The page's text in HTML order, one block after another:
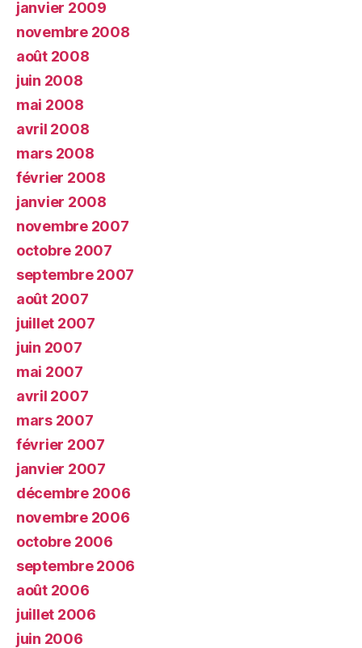
janvier 2009
novembre 2008
août 2008
juin 2008
mai 2008
avril 2008
mars 2008
février 2008
janvier 2008
novembre 2007
octobre 2007
septembre 2007
août 2007
juillet 2007
juin 2007
mai 2007
avril 2007
mars 2007
février 2007
janvier 2007
décembre 2006
novembre 2006
octobre 2006
septembre 2006
août 2006
juillet 2006
juin 2006